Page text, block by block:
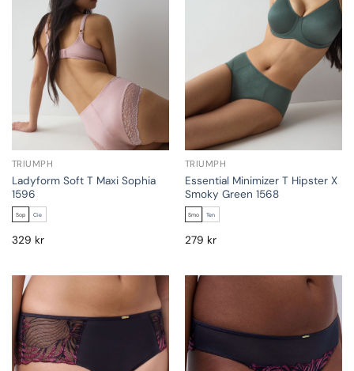
TRIUMPH
Ladyform Soft T Maxi Sophia
1596
Sop Cie
329 kr
TRIUMPH
Essential Minimizer T Hipster X
Smoky Green 1568
Smo Ten
279 kr